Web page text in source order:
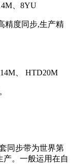
、8YU
精度同步,生产精
、 HTD20M
同步带为世界第
产。一般运用在自